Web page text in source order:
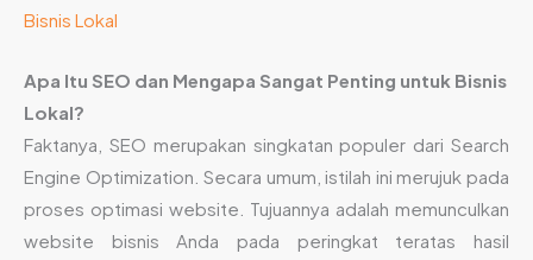
Bisnis Lokal
Apa Itu SEO dan Mengapa Sangat Penting untuk Bisnis
Lokal?
Faktanya, SEO merupakan singkatan populer dari Search
Engine Optimization. Secara umum, istilah ini merujuk pada
proses optimasi website. Tujuannya adalah memunculkan
website bisnis Anda pada peringkat teratas hasil